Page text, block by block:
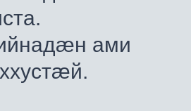
ами